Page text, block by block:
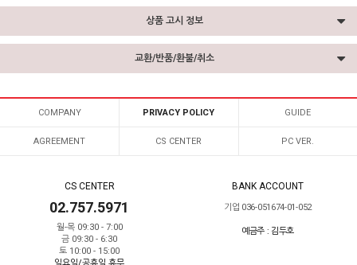
상품 고시 정보
교환/반품/환불/취소
COMPANY PRIVACY POLICY GUIDE
AGREEMENT CS CENTER PC VER.
CS CENTER
02.757.5971
월-목 09:30 - 7:00
금 09:30 - 6:30
토 10:00 - 15:00
일요일/공휴일 휴무
BANK ACCOUNT
기업 036-051674-01-052
예금주 : 김두호